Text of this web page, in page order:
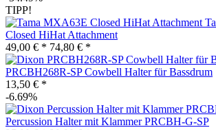
TIPP!
Closed HiHat Attachment
49,00 € * 74,80 € *
PRCBH268R-SP Cowbell Halter für Bassdrum
13,50 € *
-6.69%
Percussion Halter mit Klammer PRCBH-G-SP